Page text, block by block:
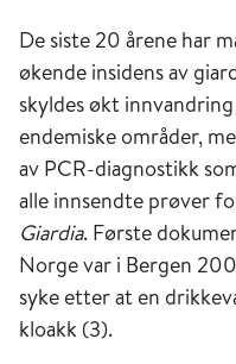
De siste 20 årene har
økende insidens av
skyldes økt
endemiske områder,
av PCR-diagnostikk
alle innsendte prøver
Giardia. Første
Norge var i Bergen
syke etter at en
kloakk (3).